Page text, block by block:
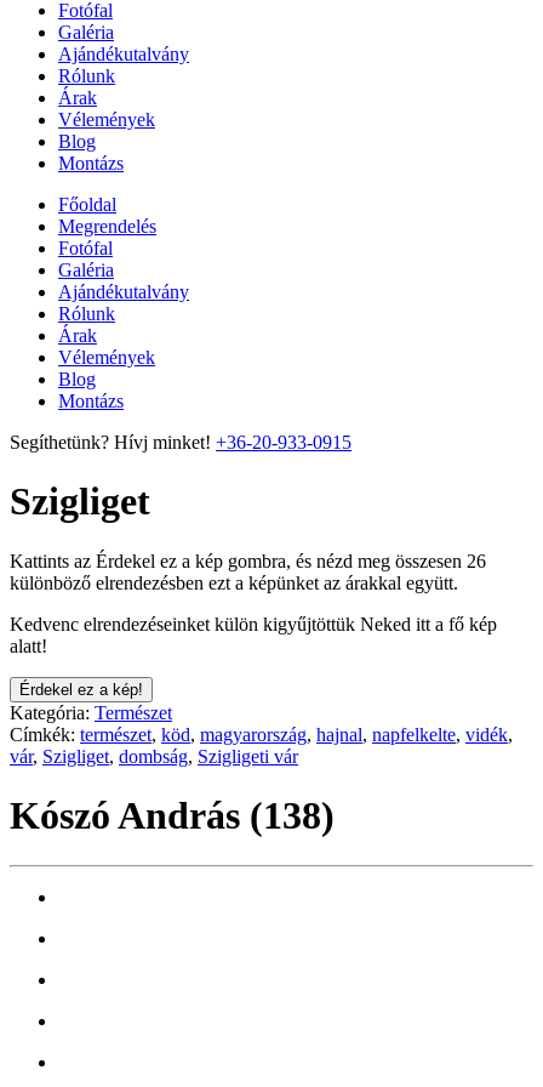
Fotófal
Galéria
Ajándékutalvány
Rólunk
Árak
Vélemények
Blog
Montázs
Főoldal
Megrendelés
Fotófal
Galéria
Ajándékutalvány
Rólunk
Árak
Vélemények
Blog
Montázs
Segíthetünk? Hívj minket! +36-20-933-0915
Szigliget
Kattints az Érdekel ez a kép gombra, és nézd meg összesen 26
különböző elrendezésben ezt a képünket az árakkal együtt.
Kedvenc elrendezéseinket külön kigyűjtöttük Neked itt a fő kép
alatt!
Érdekel ez a kép!
Kategória: Természet
Címkék: természet, köd, magyarország, hajnal, napfelkelte, vidék,
vár, Szigliget, dombság, Szigligeti vár
Kószó András (138)